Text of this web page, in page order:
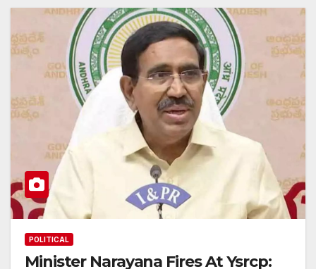
POLITICAL
Minister Narayana Fires At Ysrcp: